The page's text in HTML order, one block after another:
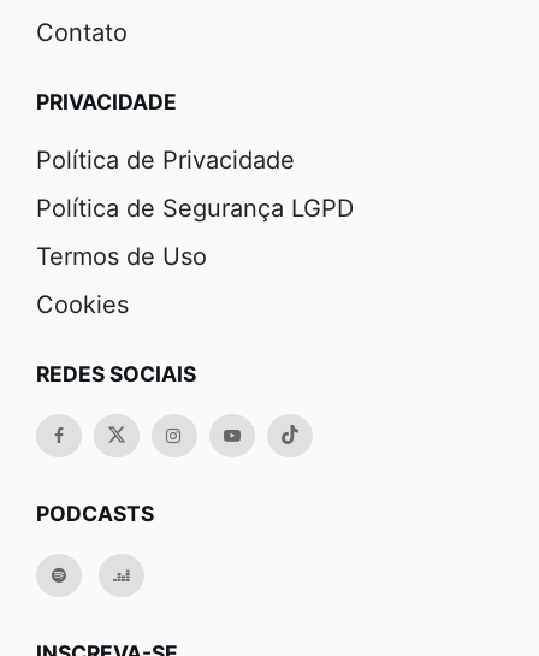
Contato
PRIVACIDADE
Política de Privacidade
Política de Segurança LGPD
Termos de Uso
Cookies
REDES SOCIAIS
PODCASTS